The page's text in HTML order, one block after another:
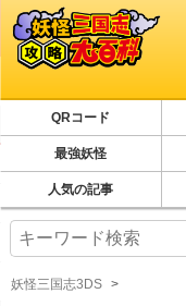
QRコード
最強妖怪
人気の記事
妖怪三国志3DS